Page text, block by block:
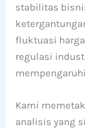
stabilitas
fluktuasi
regulasi
Kami
analisis yang